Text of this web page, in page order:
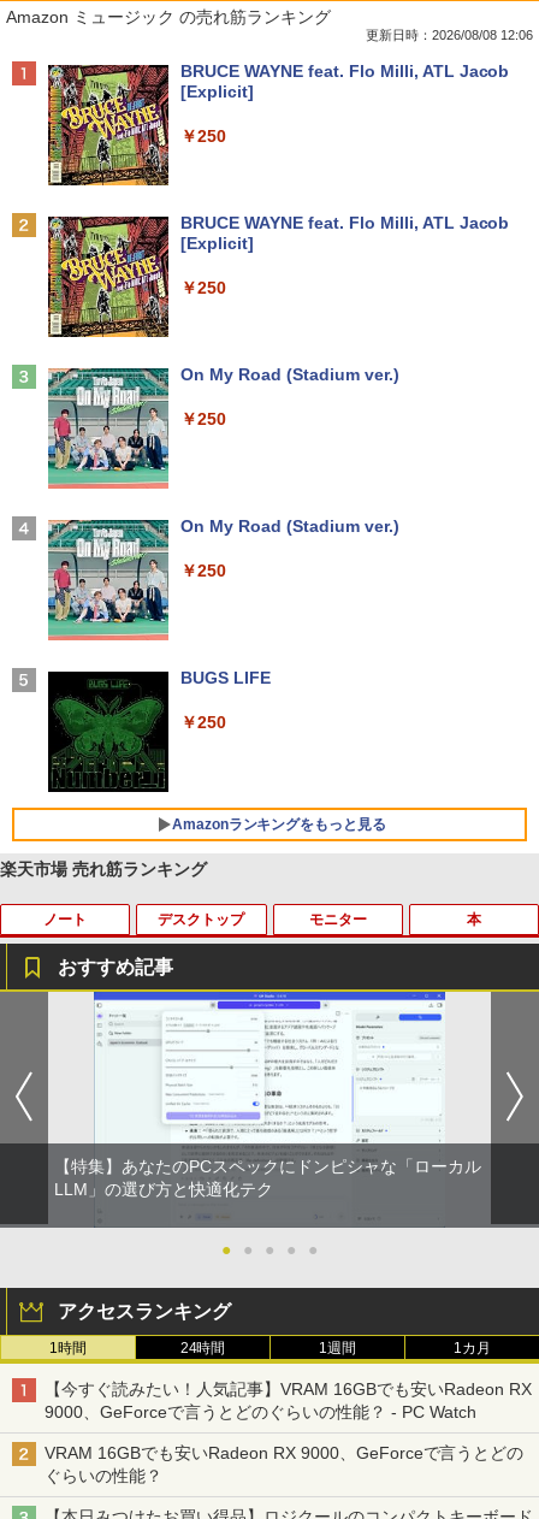
Anker Soundcore P40i オフホワイト
Anker Soundcore P31i ブラック
Anker Soundcore Liberty 5 ミッドナイトブ
【2026年アップグレード版】AOKIMI ワイヤ
軽量 ブルートゥースHi-Fi 最大36時間再生 ぶ
リング ANC 36時間再生
￥3,480
Amazon ミュージック の売れ筋ランキング
更新日時：2026/08/08 12:06
BRUCE WAYNE feat. Flo Milli, ATL Jacob
[Explicit]
￥250
BRUCE WAYNE feat. Flo Milli, ATL Jacob
[Explicit]
￥250
On My Road (Stadium ver.)
￥250
On My Road (Stadium ver.)
￥250
BUGS LIFE
￥250
Amazonランキングをもっと見る
by Amazon 天然水 ラベルレス 500ml ×24本
富士山の天然水 バナジウム含有 水 ミネラル
ットル (Smart Basic)
￥1,380
【Amazon.co.jp限定】 い・ろ・は・す 2L P
ET ラベルレス ×8本
￥1,112
by Amazon 天然水ラベルレス 2L×9本
￥1,117
by Amazon 炭酸水 ラベルレス 500ml ×24本
強炭酸水 ペットボトル 500ミリリットル (Sm
art Basic)
薬屋のひとりごと 17巻 (デジタル版ビッグガ
ンガンコミックス)
￥770
異世界居酒屋「のぶ」(22) (角川コミックス・
エース)
￥832
ONE PIECE モノクロ版 115 (ジャンプコミッ
クスDIGITAL)
￥594
HUNTER×HUNTER モノクロ版 39 (ジャンプ
コミックスDIGITAL)
￥572
楽天市場 売れ筋ランキング
ノート
■新品■Panasonic Let's note CF-SZ5 C
F-SZ6 CF-SV1 CF-SV2 CF-SV7 CF-SV8
CF-SV9 日本語キーボード
￥4,620
【期間限定破格金額！】新生活 新古品 W
付き 初心者向けノートPC 初期設定済 1
5.6型 インテル高速CPU ランダムで発送
Webカメラ zoom 軽量薄型 無線 型番更
新で在庫処分
￥9,980
3
【マラソンP5倍/10%オフクーポン】中古
ノートパソコン Dell Latitude 7380 第6
5インチフルHD Windows11 Pro カメラ
デスクトップ モニター
【中古良品】【安心保証】PHILIPS 223V
5L 21.5 インチフル HD 液晶モニター HD
MI VGA 入力 角度調整可能
￥4,200
【超特価】厳選大手メーカー 液晶モニタ
（1920x1080） HDMI指定可 ノングレア
EIZO IIYAMA 三菱 富士通 NEC IO-DATA
【中古】
￥4,480
ASUS エイスース 液晶ディスプレイ Ey
e Care [ 21.45型 / フルHD(1920×1080) /
ワイド ] ブラック VP227HF
￥10,980
本
月刊少女野崎くん（18）特装版 セレク
ト小冊子「堀と鹿島編」付き （SEコミッ
クスプレミアム） [ 椿いづみ ]
￥1,650
【 限定生産・特典つき 】YUZURU2027
￥5,170
3
給与小六法 令和9年版 [ 一般財団法人
人事行政研究所 ]
￥11,000
おすすめ記事
【特集】あなたのPCスペックにドンピシャな「ローカル
LLM」の選び方と快適化テク
● ● ● ● ●
アクセスランキング
1時間 24時間 1週間 1カ月
【今すぐ読みたい！人気記事】VRAM 16GBでも安いRadeon RX
9000、GeForceで言うとどのぐらいの性能？ - PC Watch
VRAM 16GBでも安いRadeon RX 9000、GeForceで言うとどの
ぐらいの性能？